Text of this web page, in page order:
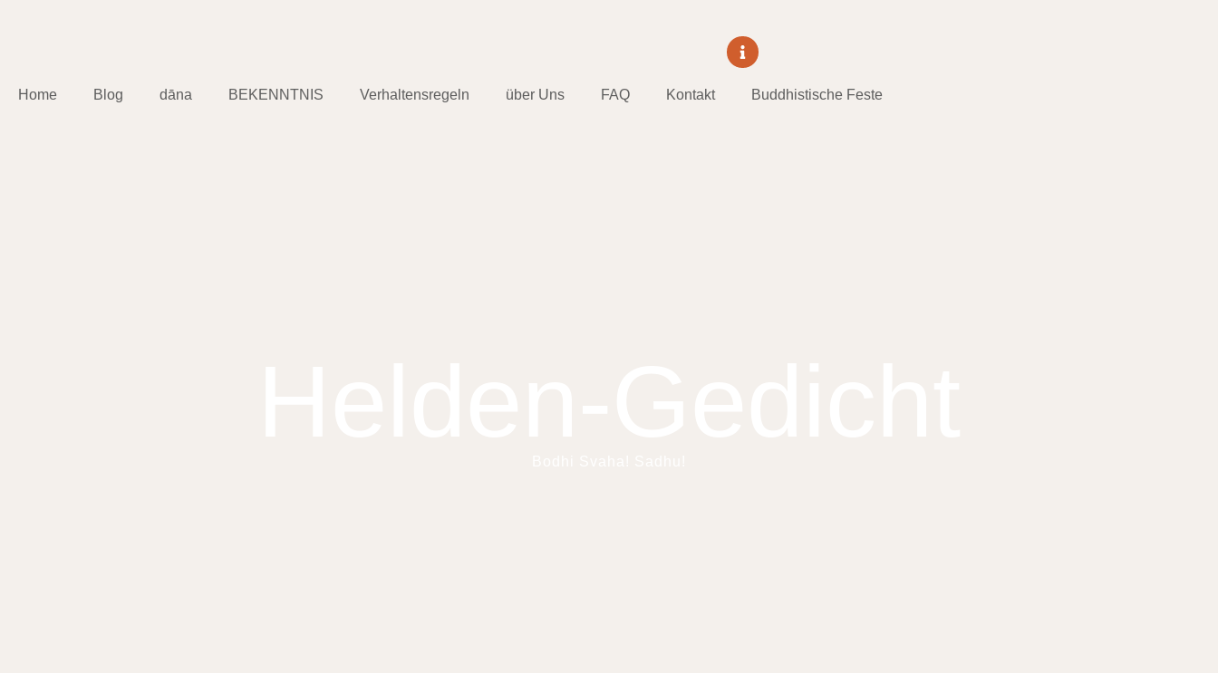
Home Blog dāna BEKENNTNIS Verhaltensregeln über Uns FAQ Kontakt Buddhistische Feste